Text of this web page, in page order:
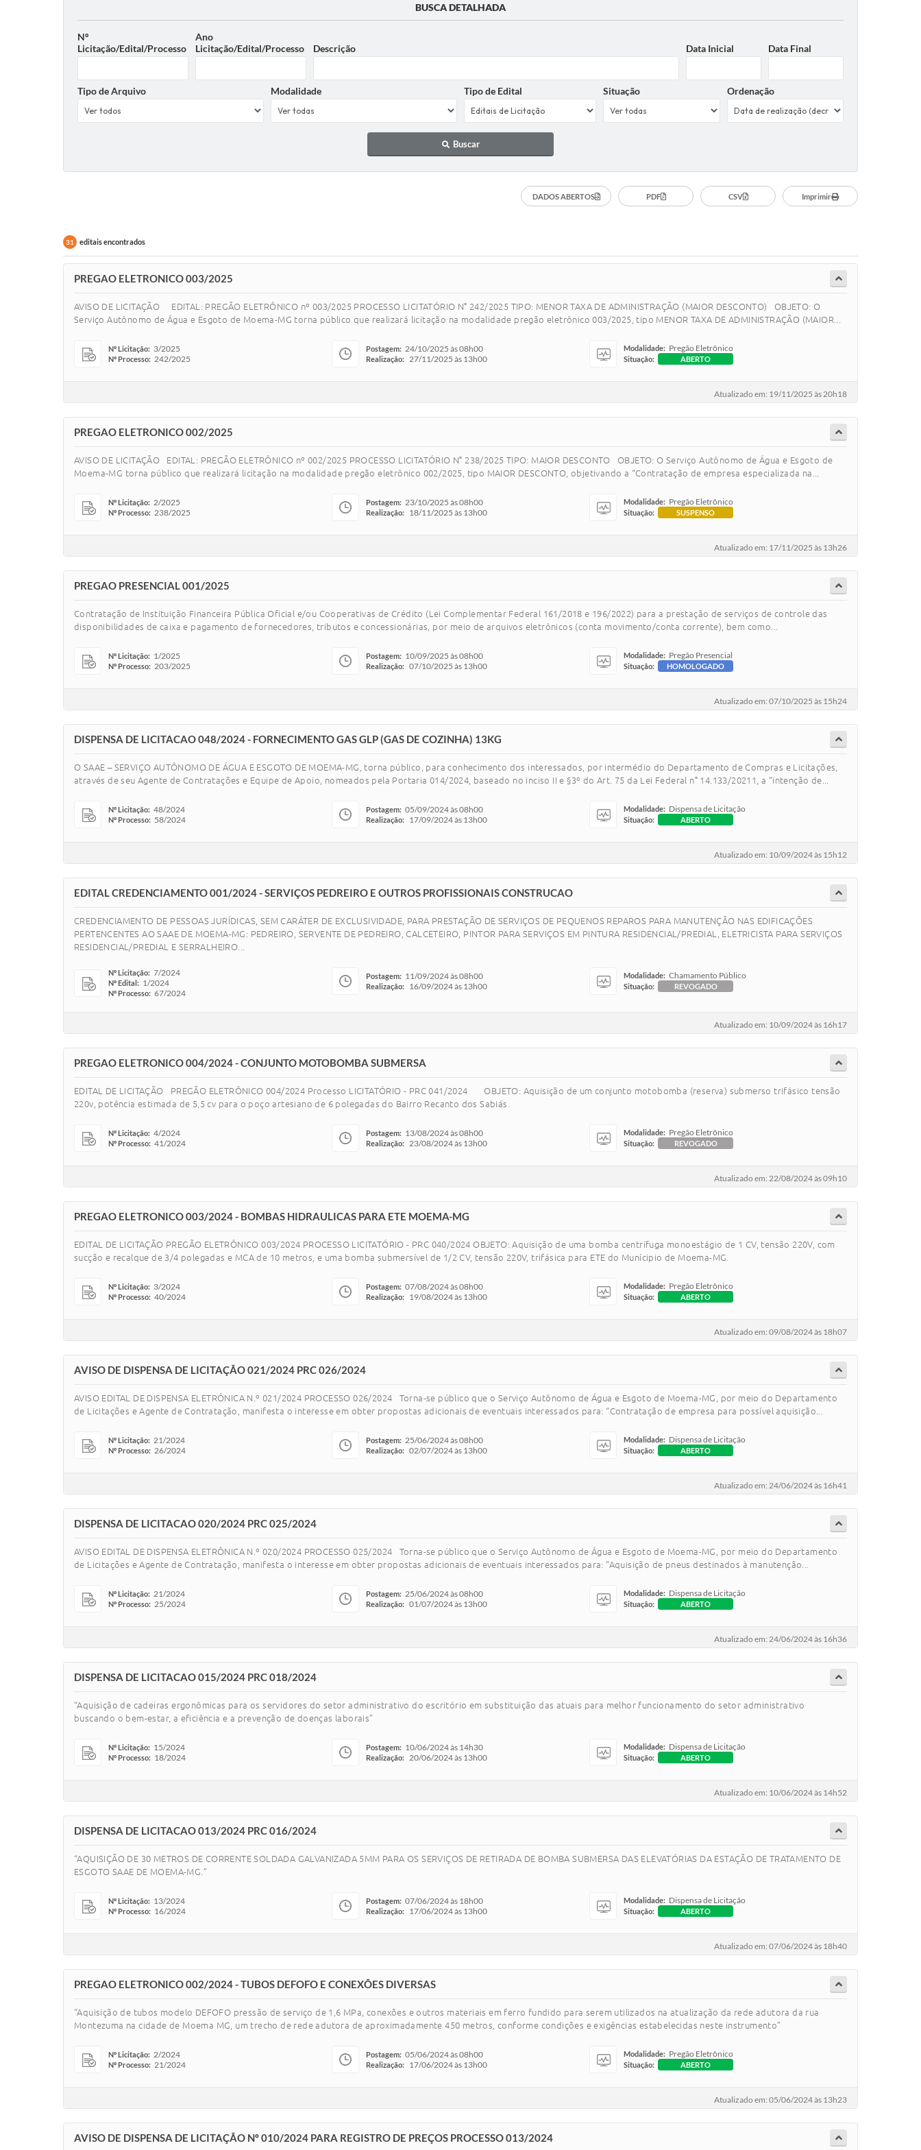
BUSCA DETALHADA
Nº
Licitação/Edital/Processo
Ano
Licitação/Edital/Processo
Descrição Data Inicial Data Final
Tipo de Arquivo Modalidade Tipo de Edital Situação Ordenação
Buscar
DADOS ABERTOS PDF CSV Imprimir
31 editais encontrados
PREGAO ELETRONICO 003/2025
AVISO DE LICITAÇÃO EDITAL: PREGÃO ELETRÔNICO nº 003/2025 PROCESSO LICITATÓRIO N° 242/2025 TIPO: MENOR TAXA DE ADMINISTRAÇÃO (MAIOR DESCONTO) OBJETO: O
Serviço Autônomo de Água e Esgoto de Moema-MG torna público que realizará licitação na modalidade pregão eletrônico 003/2025, tipo MENOR TAXA DE ADMINISTRAÇÃO (MAIOR...
Nº Licitação: 3/2025
Nº Processo: 242/2025
Postagem: 24/10/2025 às 08h00
Realização: 27/11/2025 às 13h00
Modalidade: Pregão Eletrônico
Situação: ABERTO
Atualizado em: 19/11/2025 às 20h18
PREGAO ELETRONICO 002/2025
AVISO DE LICITAÇÃO EDITAL: PREGÃO ELETRÔNICO nº 002/2025 PROCESSO LICITATÓRIO N° 238/2025 TIPO: MAIOR DESCONTO OBJETO: O Serviço Autônomo de Água e Esgoto de
Moema-MG torna público que realizará licitação na modalidade pregão eletrônico 002/2025, tipo MAIOR DESCONTO, objetivando a “Contratação de empresa especializada na...
Nº Licitação: 2/2025
Nº Processo: 238/2025
Postagem: 23/10/2025 às 08h00
Realização: 18/11/2025 às 13h00
Modalidade: Pregão Eletrônico
Situação: SUSPENSO
Atualizado em: 17/11/2025 às 13h26
PREGAO PRESENCIAL 001/2025
Contratação de Instituição Financeira Pública Oficial e/ou Cooperativas de Crédito (Lei Complementar Federal 161/2018 e 196/2022) para a prestação de serviços de controle das
disponibilidades de caixa e pagamento de fornecedores, tributos e concessionárias, por meio de arquivos eletrônicos (conta movimento/conta corrente), bem como...
Nº Licitação: 1/2025
Nº Processo: 203/2025
Postagem: 10/09/2025 às 08h00
Realização: 07/10/2025 às 13h00
Modalidade: Pregão Presencial
Situação: HOMOLOGADO
Atualizado em: 07/10/2025 às 15h24
DISPENSA DE LICITACAO 048/2024 - FORNECIMENTO GAS GLP (GAS DE COZINHA) 13KG
O SAAE – SERVIÇO AUTÔNOMO DE ÁGUA E ESGOTO DE MOEMA-MG, torna público, para conhecimento dos interessados, por intermédio do Departamento de Compras e Licitações,
através de seu Agente de Contratações e Equipe de Apoio, nomeados pela Portaria 014/2024, baseado no inciso II e §3º do Art. 75 da Lei Federal n° 14.133/20211, a “intenção de...
Nº Licitação: 48/2024
Nº Processo: 58/2024
Postagem: 05/09/2024 às 08h00
Realização: 17/09/2024 às 13h00
Modalidade: Dispensa de Licitação
Situação: ABERTO
Atualizado em: 10/09/2024 às 15h12
EDITAL CREDENCIAMENTO 001/2024 - SERVIÇOS PEDREIRO E OUTROS PROFISSIONAIS CONSTRUCAO
CREDENCIAMENTO DE PESSOAS JURÍDICAS, SEM CARÁTER DE EXCLUSIVIDADE, PARA PRESTAÇÃO DE SERVIÇOS DE PEQUENOS REPAROS PARA MANUTENÇÃO NAS EDIFICAÇÕES
PERTENCENTES AO SAAE DE MOEMA-MG: PEDREIRO, SERVENTE DE PEDREIRO, CALCETEIRO, PINTOR PARA SERVIÇOS EM PINTURA RESIDENCIAL/PREDIAL, ELETRICISTA PARA SERVIÇOS
RESIDENCIAL/PREDIAL E SERRALHEIRO...
Nº Licitação: 7/2024
Nº Edital: 1/2024
Nº Processo: 67/2024
Postagem: 11/09/2024 às 08h00
Realização: 16/09/2024 às 13h00
Modalidade: Chamamento Público
Situação: REVOGADO
Atualizado em: 10/09/2024 às 16h17
PREGAO ELETRONICO 004/2024 - CONJUNTO MOTOBOMBA SUBMERSA
EDITAL DE LICITAÇÃO PREGÃO ELETRÔNICO 004/2024 Processo LICITATÓRIO - PRC 041/2024 OBJETO: Aquisição de um conjunto motobomba (reserva) submerso trifásico tensão
220v, potência estimada de 5,5 cv para o poço artesiano de 6 polegadas do Bairro Recanto dos Sabiás.
Nº Licitação: 4/2024
Nº Processo: 41/2024
Postagem: 13/08/2024 às 08h00
Realização: 23/08/2024 às 13h00
Modalidade: Pregão Eletrônico
Situação: REVOGADO
Atualizado em: 22/08/2024 às 09h10
PREGAO ELETRONICO 003/2024 - BOMBAS HIDRAULICAS PARA ETE MOEMA-MG
EDITAL DE LICITAÇÃO PREGÃO ELETRÔNICO 003/2024 PROCESSO LICITATÓRIO - PRC 040/2024 OBJETO: Aquisição de uma bomba centrífuga monoestágio de 1 CV, tensão 220V, com
sucção e recalque de 3/4 polegadas e MCA de 10 metros, e uma bomba submersível de 1/2 CV, tensão 220V, trifásica para ETE do Munícipio de Moema-MG.
Nº Licitação: 3/2024
Nº Processo: 40/2024
Postagem: 07/08/2024 às 08h00
Realização: 19/08/2024 às 13h00
Modalidade: Pregão Eletrônico
Situação: ABERTO
Atualizado em: 09/08/2024 às 18h07
AVISO DE DISPENSA DE LICITAÇÃO 021/2024 PRC 026/2024
AVISO EDITAL DE DISPENSA ELETRÔNICA N.º 021/2024 PROCESSO 026/2024 Torna-se público que o Serviço Autônomo de Água e Esgoto de Moema-MG, por meio do Departamento
de Licitações e Agente de Contratação, manifesta o interesse em obter propostas adicionais de eventuais interessados para: “Contratação de empresa para possível aquisição...
Nº Licitação: 21/2024
Nº Processo: 26/2024
Postagem: 25/06/2024 às 08h00
Realização: 02/07/2024 às 13h00
Modalidade: Dispensa de Licitação
Situação: ABERTO
Atualizado em: 24/06/2024 às 16h41
DISPENSA DE LICITACAO 020/2024 PRC 025/2024
AVISO EDITAL DE DISPENSA ELETRÔNICA N.º 020/2024 PROCESSO 025/2024 Torna-se público que o Serviço Autônomo de Água e Esgoto de Moema-MG, por meio do Departamento
de Licitações e Agente de Contratação, manifesta o interesse em obter propostas adicionais de eventuais interessados para: “Aquisição de pneus destinados à manutenção...
Nº Licitação: 21/2024
Nº Processo: 25/2024
Postagem: 25/06/2024 às 08h00
Realização: 01/07/2024 às 13h00
Modalidade: Dispensa de Licitação
Situação: ABERTO
Atualizado em: 24/06/2024 às 16h36
DISPENSA DE LICITACAO 015/2024 PRC 018/2024
“Aquisição de cadeiras ergonômicas para os servidores do setor administrativo do escritório em substituição das atuais para melhor funcionamento do setor administrativo
buscando o bem-estar, a eficiência e a prevenção de doenças laborais”
Nº Licitação: 15/2024
Nº Processo: 18/2024
Postagem: 10/06/2024 às 14h30
Realização: 20/06/2024 às 13h00
Modalidade: Dispensa de Licitação
Situação: ABERTO
Atualizado em: 10/06/2024 às 14h52
DISPENSA DE LICITACAO 013/2024 PRC 016/2024
“AQUISIÇÃO DE 30 METROS DE CORRENTE SOLDADA GALVANIZADA 5MM PARA OS SERVIÇOS DE RETIRADA DE BOMBA SUBMERSA DAS ELEVATÓRIAS DA ESTAÇÃO DE TRATAMENTO DE
ESGOTO SAAE DE MOEMA-MG.”
Nº Licitação: 13/2024
Nº Processo: 16/2024
Postagem: 07/06/2024 às 18h00
Realização: 17/06/2024 às 13h00
Modalidade: Dispensa de Licitação
Situação: ABERTO
Atualizado em: 07/06/2024 às 18h40
PREGAO ELETRONICO 002/2024 - TUBOS DEFOFO E CONEXÕES DIVERSAS
“Aquisição de tubos modelo DEFOFO pressão de serviço de 1,6 MPa, conexões e outros materiais em ferro fundido para serem utilizados na atualização da rede adutora da rua
Montezuma na cidade de Moema MG, um trecho de rede adutora de aproximadamente 450 metros, conforme condições e exigências estabelecidas neste instrumento”
Nº Licitação: 2/2024
Nº Processo: 21/2024
Postagem: 05/06/2024 às 08h00
Realização: 17/06/2024 às 13h00
Modalidade: Pregão Eletrônico
Situação: ABERTO
Atualizado em: 05/06/2024 às 13h23
AVISO DE DISPENSA DE LICITAÇÃO Nº 010/2024 PARA REGISTRO DE PREÇOS PROCESSO 013/2024